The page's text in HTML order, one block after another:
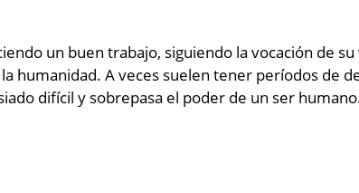
un buen trabajo, siguiendo la vocación de
humanidad. A veces suelen tener períodos de
difícil y sobrepasa el poder de un ser